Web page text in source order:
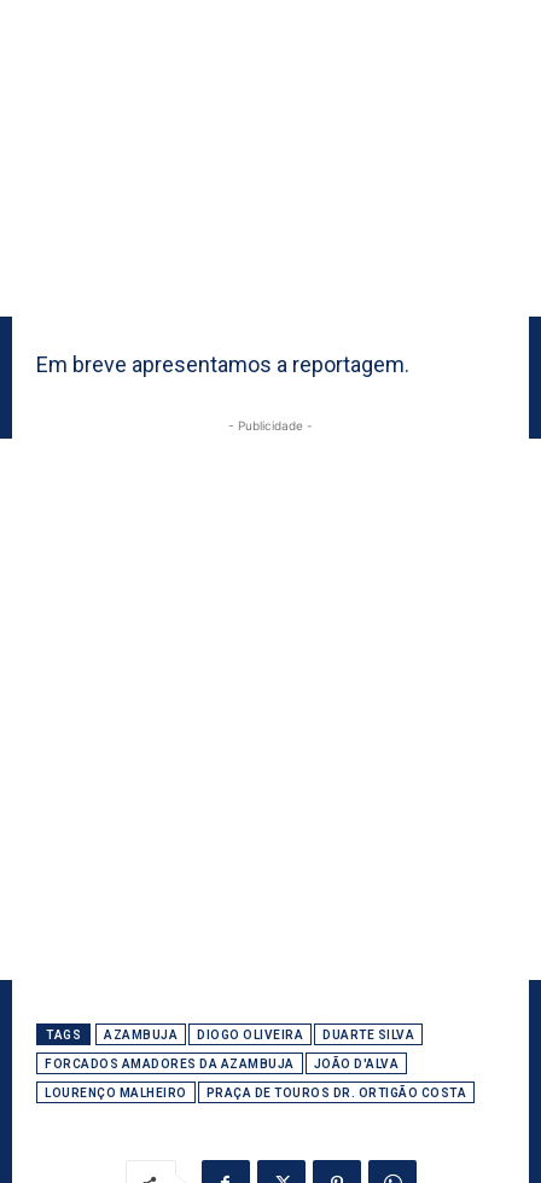
Em breve apresentamos a reportagem.
- Publicidade -
TAGS AZAMBUJA DIOGO OLIVEIRA DUARTE SILVA
FORCADOS AMADORES DA AZAMBUJA JOÃO D'ALVA
LOURENÇO MALHEIRO PRAÇA DE TOUROS DR. ORTIGÃO COSTA